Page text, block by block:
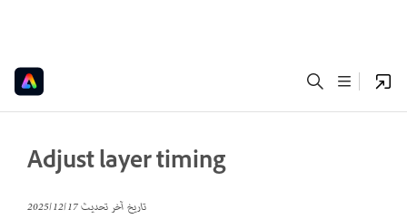
Adjust layer timing
تاريخ آخر تحديث17‏/12‏/2025